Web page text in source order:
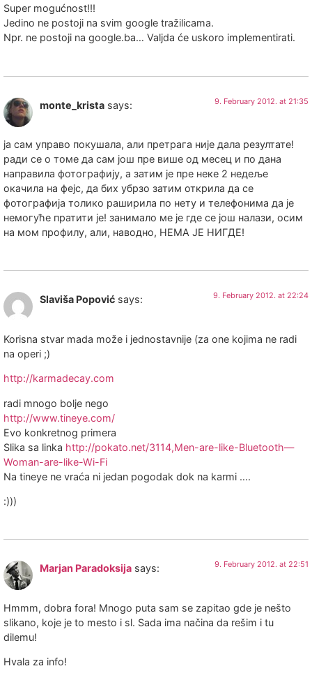
Super mogućnost!!!
Jedino ne postoji na svim google tražilicama.
Npr. ne postoji na google.ba… Valjda će uskoro implementirati.
monte_krista says: 9. February 2012. at 21:35
ја сам управо покушала, али претрага није дала резултате!
ради се о томе да сам још пре више од месец и по дана
направила фотографију, а затим је пре неке 2 недеље
окачила на фејс, да бих убрзо затим открила да се
фотографија толико раширила по нету и телефонима да је
немогуће пратити је! занимало ме је где се још налази, осим
на мом профилу, али, наводно, НЕМА ЈЕ НИГДЕ!
Slaviša Popović says: 9. February 2012. at 22:24
Korisna stvar mada može i jednostavnije (za one kojima ne radi
na operi ;)
http://karmadecay.com
radi mnogo bolje nego
http://www.tineye.com/
Evo konkretnog primera
Slika sa linka http://pokato.net/3114,Men-are-like-Bluetooth—
Woman-are-like-Wi-Fi
Na tineye ne vraća ni jedan pogodak dok na karmi ….
:)))
Marjan Paradoksija says: 9. February 2012. at 22:51
Hmmm, dobra fora! Mnogo puta sam se zapitao gde je nešto
slikano, koje je to mesto i sl. Sada ima načina da rešim i tu
dilemu!
Hvala za info!